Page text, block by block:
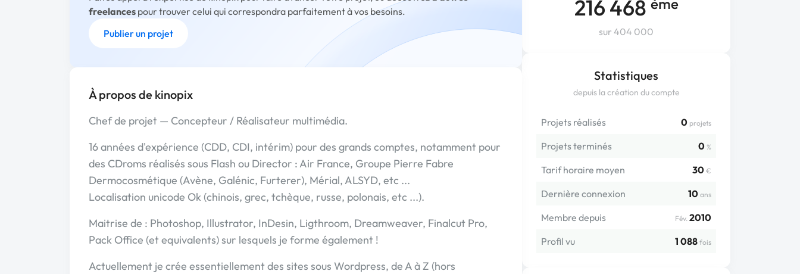
216 468
sur 404 000
Statistiques
depuis la création du compte
Projets réalisés 0 projets
Projets terminés 0 %
Tarif horaire moyen 30 €
Dernière connexion 10 ans
Membre depuis Fév. 2010
Profil vu
1 088 fois
freelances pour trouver celui qui correspondra parfaitement à vos besoins.
Publier un projet
À propos de kinopix
Chef de projet — Concepteur / Réalisateur multimédia.
16 années d'expérience (CDD, CDI, intérim) pour des grands comptes, notamment pour
des CDroms réalisés sous Flash ou Director : Air France, Groupe Pierre Fabre
Dermocosmétique (Avène, Galénic, Furterer), Mérial, ALSYD, etc ...
Localisation unicode Ok (chinois, grec, tchèque, russe, polonais, etc ...).
Maitrise de : Photoshop, Illustrator, InDesin, Ligthroom, Dreamweaver, Finalcut Pro,
Pack Office (et equivalents) sur lesquels je forme également !
Actuellement je crée essentiellement des sites sous Wordpress, de A à Z (hors